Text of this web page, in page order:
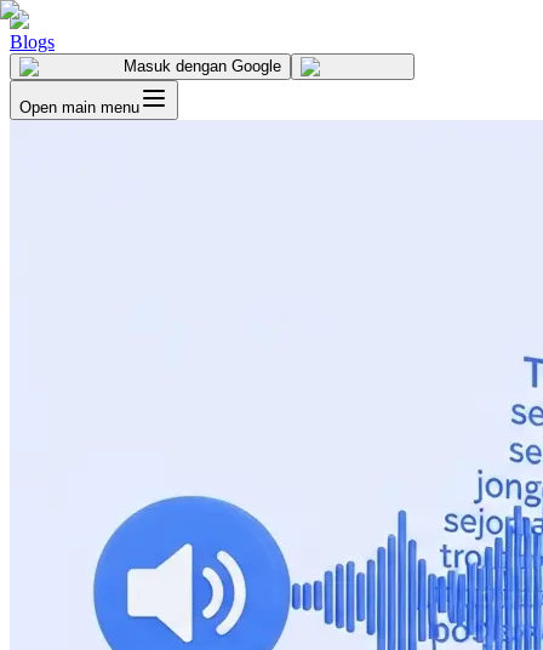
Blogs
Masuk dengan Google
Open main menu